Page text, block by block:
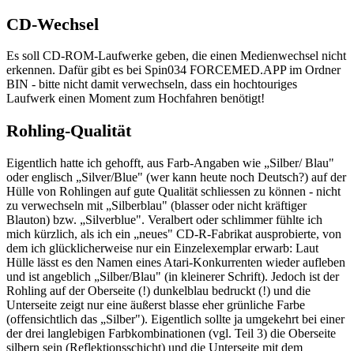
CD-Wechsel
Es soll CD-ROM-Laufwerke geben, die einen Medienwechsel nicht
erkennen. Dafür gibt es bei Spin034 FORCEMED.APP im Ordner
BIN - bitte nicht damit verwechseln, dass ein hochtouriges
Laufwerk einen Moment zum Hochfahren benötigt!
Rohling-Qualität
Eigentlich hatte ich gehofft, aus Farb-Angaben wie „Silber/ Blau"
oder englisch „Silver/Blue" (wer kann heute noch Deutsch?) auf der
Hülle von Rohlingen auf gute Qualität schliessen zu können - nicht
zu verwechseln mit „Silberblau" (blasser oder nicht kräftiger
Blauton) bzw. „Silverblue". Veralbert oder schlimmer fühlte ich
mich kürzlich, als ich ein „neues" CD-R-Fabrikat ausprobierte, von
dem ich glücklicherweise nur ein Einzelexemplar erwarb: Laut
Hülle lässt es den Namen eines Atari-Konkurrenten wieder aufleben
und ist angeblich „Silber/Blau" (in kleinerer Schrift). Jedoch ist der
Rohling auf der Oberseite (!) dunkelblau bedruckt (!) und die
Unterseite zeigt nur eine äußerst blasse eher grünliche Farbe
(offensichtlich das „Silber"). Eigentlich sollte ja umgekehrt bei einer
der drei langlebigen Farbkombinationen (vgl. Teil 3) die Oberseite
silbern sein (Reflektionsschicht) und die Unterseite mit dem